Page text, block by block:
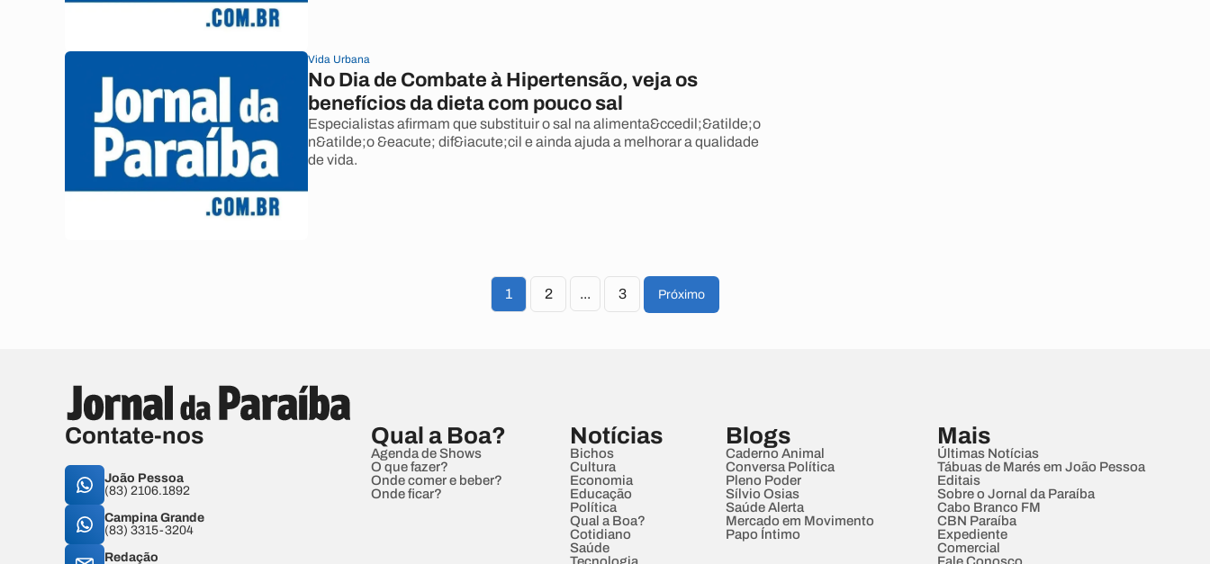
Vida Urbana
No Dia de Combate à Hipertensão, veja os
benefícios da dieta com pouco sal
Especialistas afirmam que substituir o sal na alimenta&ccedil;&atilde;o
n&atilde;o &eacute; dif&iacute;cil e ainda ajuda a melhorar a qualidade
de vida.
1 2 ... 3 Próximo
Contate-nos
João Pessoa
(83) 2106.1892
Campina Grande
(83) 3315-3204
Redação
Qual a Boa?
Agenda de Shows
O que fazer?
Onde comer e beber?
Onde ficar?
Notícias
Bichos
Cultura
Economia
Educação
Política
Qual a Boa?
Cotidiano
Saúde
Blogs
Caderno Animal
Conversa Política
Pleno Poder
Sílvio Osias
Saúde Alerta
Mercado em Movimento
Papo Íntimo
Mais
Últimas Notícias
Tábuas de Marés em João Pessoa
Editais
Sobre o Jornal da Paraíba
Cabo Branco FM
CBN Paraíba
Expediente
Comercial